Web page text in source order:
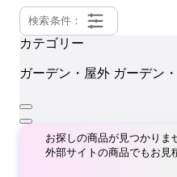
検索条件：
カテゴリー
ガーデン・屋外 ガーデン
お探しの商品が見つかりま
外部サイトの商品でもお見